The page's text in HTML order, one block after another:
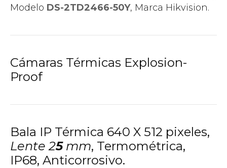
Modelo DS-2TD2466-50Y, Marca Hikvision.
Cámaras Térmicas Explosion-
Proof
Bala IP Térmica 640 X 512 pixeles,
Lente 25mm, Termométrica,
IP68, Anticorrosivo.